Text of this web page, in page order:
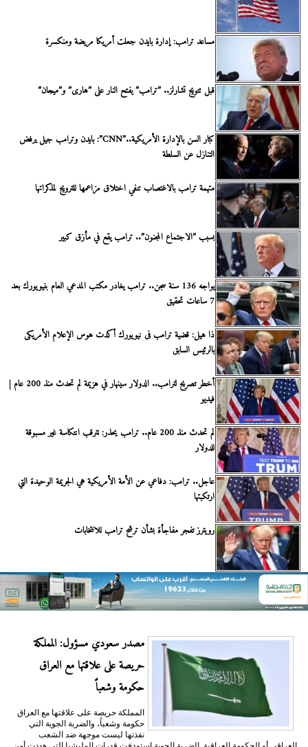
مساعد ترامب: إدارة بايدن جعلت أمريكا مريضة ومنكسرة
قبل تتويج تشارلز.. ”ترامب” يفتح النار على ”هارى” و”ميجان”
كبار السن بالإدارة الأمريكية..”CNN”: بايدن وترامب جيل يرفض
التنازل عن السلطة
متهمة ترامب بالاغتصاب تنفي اختلاق مزاعمها للترويج لمذكراتها
بسبب ”الاجتماع المجنون”.. ترامب يقع في مأزق كبير
يواجه 136 سنة سجن.. ترامب يغادر مكتب المدعي العام بنيويورك بعد
7 ساعات تحقيق
ذا هيل: قضية ترامب فى نيويورك أكدت هوس الإعلام الأمريكى
بالرئيس السابق
أخطر تصريح لترامب.. الدولار سينهار في هزيمة لم تحدث منذ 200 عام |
فيديو
لم تحدث منذ 200 عام.. ترامب يحذر: نترقب انتكاسة غير مسبوقة
للدولار
عاجل.. ترامب: دفاعي عن الأمة الأمريكية هي الجريمة الوحيدة التي
ارتكبتها
رويترز تفجر مفاجأة بشأن ترشح ترامب للانتخابات
مصدر سعودي مسؤول: المملكة
حريصة على علاقتها مع العراق
حكومة وشعباً
المملكة حريصة على علاقتها مع العراق
حكومة وشعباً، والضربة الجوية التي
نفذتها ليست موجهة ضد الشعب